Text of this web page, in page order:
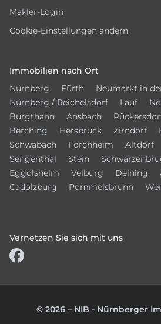
Makler-Login
Cookie-Einstellungen ändern
Immobilien nach Ort
Nürnberg
Fürth
Neumarkt in
Nürnberg / Reichelsdorf
Lauf
Burgthann
Ansbach
Berching
Hersbruck Zirndorf
Schwabach
Forchheim Altdorf
Sengenthal
Stein
Eggolsheim
Velburg Deining
Cadolzburg
Pommelsbrunn
Vernetzen Sie sich mit uns
© 2026 – NIB - Nürnberger